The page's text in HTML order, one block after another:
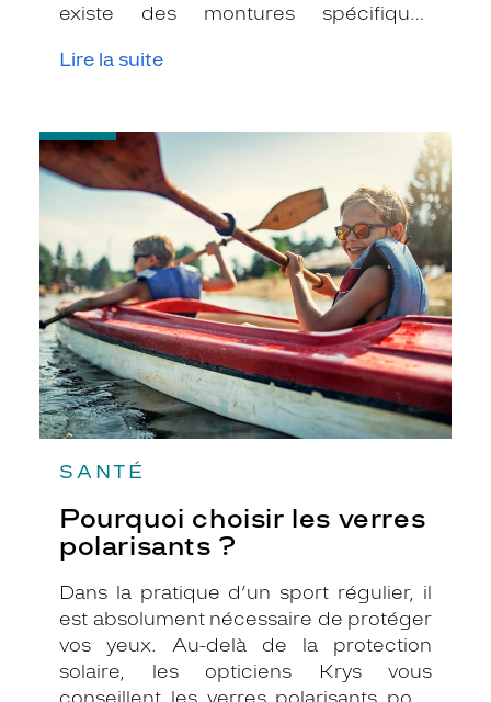
existe des montures spécifiques
Lire la suite
SANTÉ
Pourquoi choisir les verres
polarisants ?
Dans la pratique d’un sport régulier, il
est absolument nécessaire de protéger
vos yeux. Au-delà de la protection
solaire, les opticiens Krys vous
conseillent les verres polarisants pour
-
Pourquoi
choisir
verres
polarisants
?